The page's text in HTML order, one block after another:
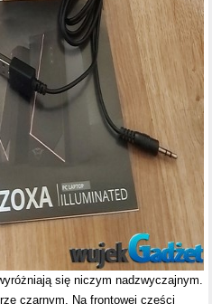
się niczym nadzwyczajnym.
czarnym. Na frontowej części